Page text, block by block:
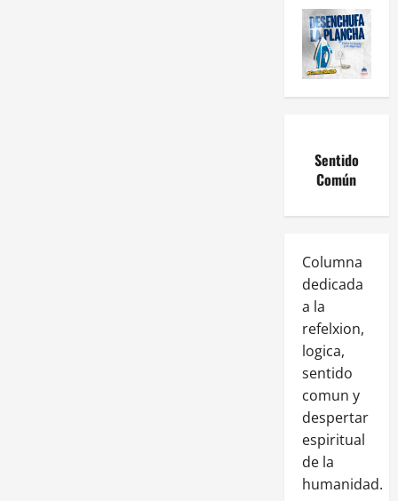
Sentido
Común
Columna
dedicada
a la
refelxion,
logica,
sentido
comun y
despertar
espiritual
de la
humanidad.